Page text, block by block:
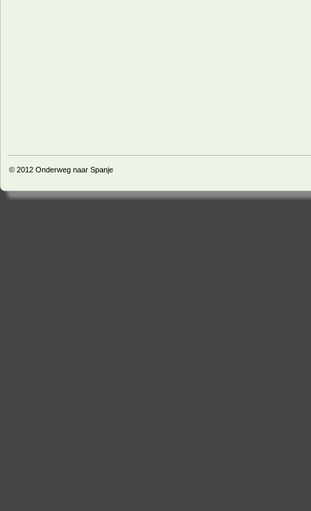
© 2012 Onderweg naar Spanje